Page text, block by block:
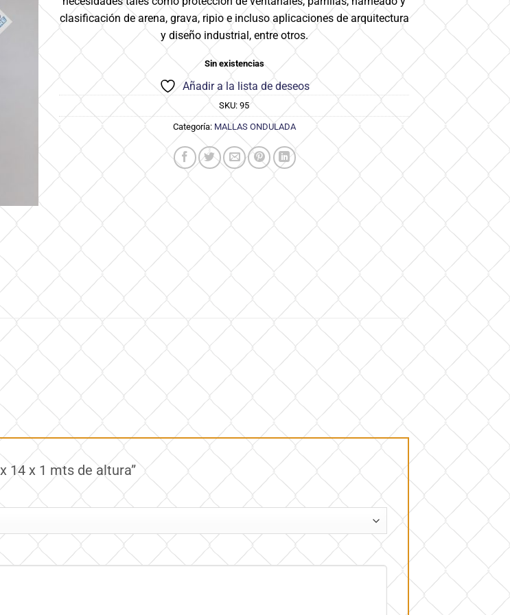
clasificación de arena, grava, ripio e incluso aplicaciones de arquitectura
y diseño industrial, entre otros.
Sin existencias
Añadir a la lista de deseos
SKU: 95
Categoría: MALLAS ONDULADA
14 x 1 mts de altura”